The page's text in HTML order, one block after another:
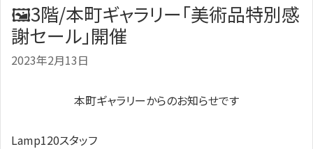
🖼3階/本町ギャラリー「美術品特別感
謝セール」開催
2023年2月13日
本町ギャラリーからのお知らせです
Lamp120スタッフ